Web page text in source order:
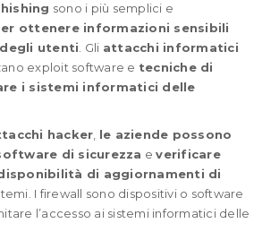
sono i più semplici e
ottenere informazioni sensibili
utenti . Gli attacchi informatici
exploit software e tecniche di
i sistemi informatici delle
hacker le aziende possono
di sicurezza everificare
di aggiornamenti di
I firewall sono dispositivi o software
l’accesso ai sistemi informatici delle